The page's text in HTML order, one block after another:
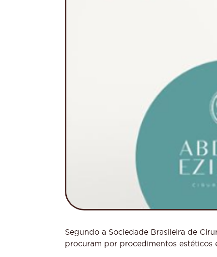
Segundo a Sociedade Brasileira de
procuram por procedimentos estéticos